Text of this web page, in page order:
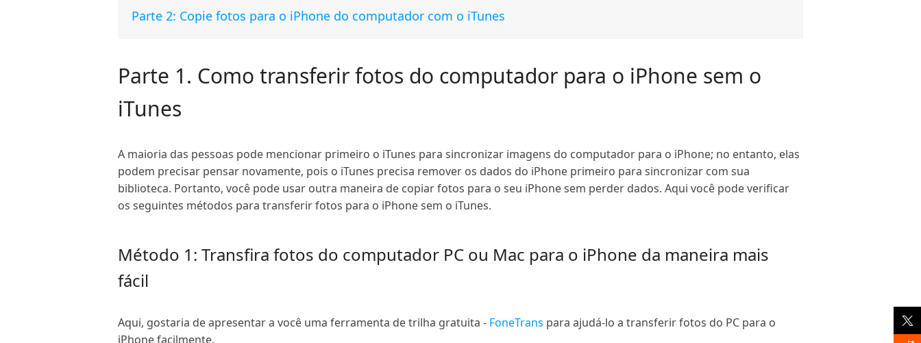
Parte 2: Copie fotos para o iPhone do computador com o iTunes
Parte 1. Como transferir fotos do computador para o iPhone sem o
iTunes
A maioria das pessoas pode mencionar primeiro o iTunes para sincronizar imagens do computador para o iPhone; no entanto, elas
podem precisar pensar novamente, pois o iTunes precisa remover os dados do iPhone primeiro para sincronizar com sua
biblioteca. Portanto, você pode usar outra maneira de copiar fotos para o seu iPhone sem perder dados. Aqui você pode verificar
os seguintes métodos para transferir fotos para o iPhone sem o iTunes.
Método 1: Transfira fotos do computador PC ou Mac para o iPhone da maneira mais
fácil
Aqui, gostaria de apresentar a você uma ferramenta de trilha gratuita - FoneTrans para ajudá-lo a transferir fotos do PC para o
iPhone facilmente.